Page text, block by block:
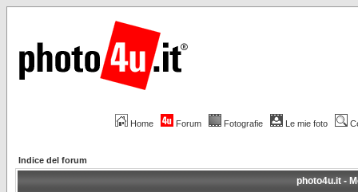
Home Forum Fotografie Le mie foto
Indice del forum
photo4u.it -